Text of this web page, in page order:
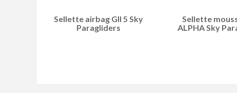
Sellette airbag GII 5 Sky
Paragliders
Sellette
ALPHA Sky